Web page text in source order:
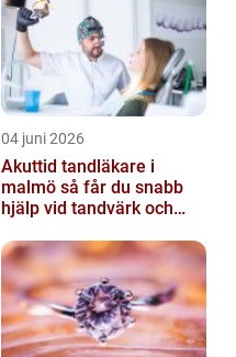
04 juni 2026
Akuttid tandläkare i
malmö så får du snabb
hjälp vid tandvärk och